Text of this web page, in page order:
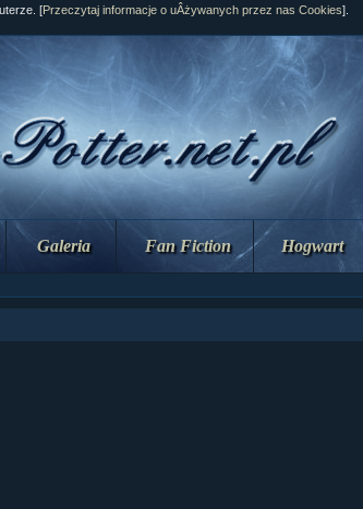
Galeria Fan Fiction Hogwart
[Przeczytaj informacje o uÂżywanych przez nas Cookies].